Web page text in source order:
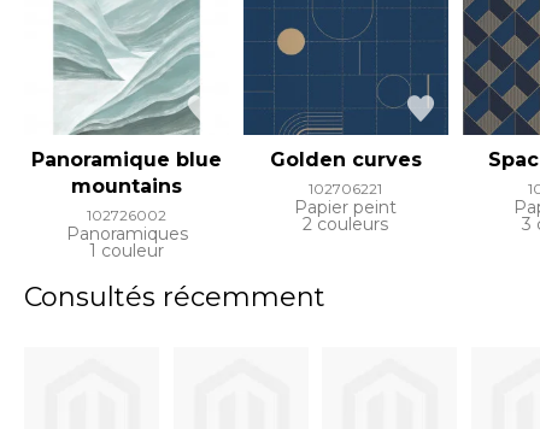
Panoramique blue
mountains
102726002
Panoramiques
1 couleur
Golden curves
102706221
Papier peint
2 couleurs 3
Consultés récemment